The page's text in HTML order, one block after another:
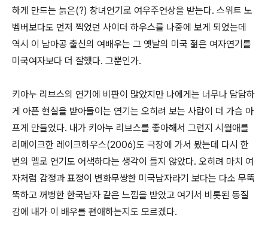
하게 만드는 늙은(?) 창녀연기로 여우주연상을 받는다. 스위트 노
벰버보다도 먼저 찍었던 사이더 하우스를 나중에 보게 되었는데
역시 이 남아공 출신의 여배우는 그 옛날의 미국 젊은 여자연기를
미국여자보다 더 잘했다. 그뿐인가.
키아누 리브스의 연기에 비판이 많았지만 나에게는 너무나 담담하
게 아픈 현실을 받아들이는 연기는 오히려 보는 사람이 더 가슴 아
프게 만들었다. 내가 키아누 리브스를 좋아해서 그런지 시월애를
리메이크한 레이크하우스(2006)도 극장에 가서 봤는데 다시 한
번의 멜로 연기도 어색하다는 생각이 들지 않았다. 오히려 마치 여
자처럼 감정과 표정이 변화무쌍한 미국남자라기 보다는 다소 무뚝
뚝하고 꺼벙한 한국남자 같은 느낌을 받았고 여기서 비롯된 동질
감에 내가 이 배우를 편애하는지도 모르겠다.